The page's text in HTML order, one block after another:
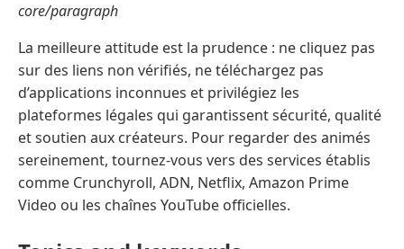
core/paragraph
La meilleure attitude est la prudence : ne cliquez pas
sur des liens non vérifiés, ne téléchargez pas
d’applications inconnues et privilégiez les
plateformes légales qui garantissent sécurité, qualité
et soutien aux créateurs. Pour regarder des animés
sereinement, tournez-vous vers des services établis
comme Crunchyroll, ADN, Netflix, Amazon Prime
Video ou les chaînes YouTube officielles.